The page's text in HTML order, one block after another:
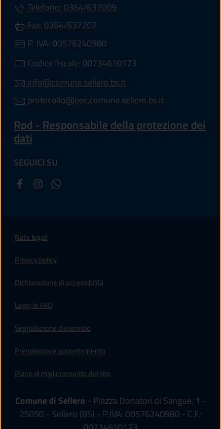
Telefono: 0364/637009
Fax: 0364/637207
P. IVA: 00576240980
Codice fiscale: 00734610173
info@comune.sellero.bs.it
protocollo@pec.comune.sellero.bs.it
Rpd - Responsabile della protezione dei
dati
SEGUICI SU
Note legali
Privacy policy
Dichiarazione di accessibilità
Leggi le FAQ
Segnalazione disservizio
Prenotazione appuntamento
Piano di miglioramento del sito
Comune di Sellero - Piazza Donatori di Sangue, 1 -
25050 - Sellero (BS) - P.IVA: 00576240980 - C.F.: